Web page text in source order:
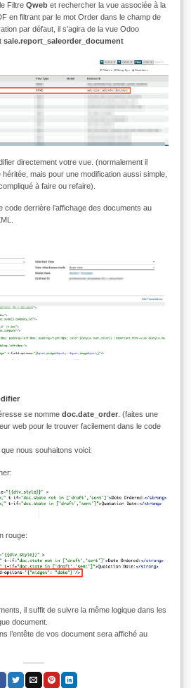
Filtre Qwebet rechercher la vue associée à la
en filtrant par le mot Order dans le champ de
par défaut, il s’agira de la vue Odoo
sale.report_saleorder_document
directement votre vue. (normalement il
mais pour une modification aussi simple,
à faire ou refaire).
code derrière l’affichage des documents au
se nomme doc.date_order. (faites une
web pour le trouver facilement dans le code
nous souhaitons voici:
rouge:
il suffit de suivre la même logique dans les
document.
l’entête de vos document sera affiché au